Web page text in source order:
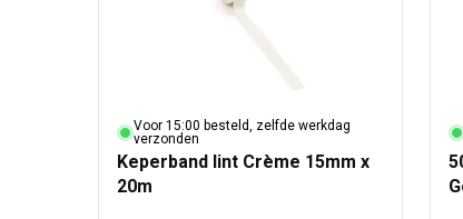
Voor 15:00 besteld, zelfde werkdag
verzonden
Keperband lint Crème 15mm x
20m